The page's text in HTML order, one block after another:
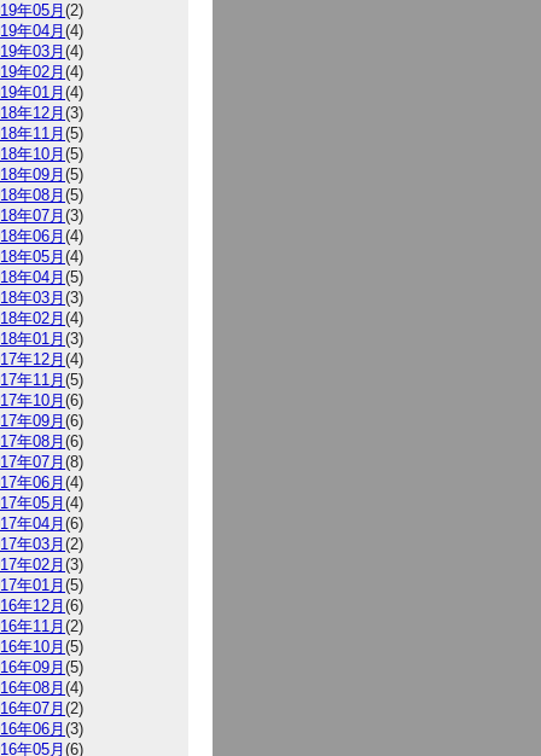
年05月 (2)
年04月 (4)
年03月 (4)
年02月 (4)
年01月 (4)
年12月 (3)
年11月 (5)
年10月 (5)
年09月 (5)
年08月 (5)
年07月 (3)
年06月 (4)
年05月 (4)
年04月 (5)
年03月 (3)
年02月 (4)
年01月 (3)
年12月 (4)
年11月 (5)
年10月 (6)
年09月 (6)
年08月 (6)
年07月 (8)
年06月 (4)
年05月 (4)
年04月 (6)
年03月 (2)
年02月 (3)
年01月 (5)
年12月 (6)
年11月 (2)
年10月 (5)
年09月 (5)
年08月 (4)
年07月 (2)
年06月 (3)
年05月 (6)